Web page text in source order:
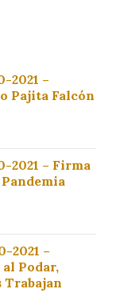
2021 –
Pajita Falcón
2021 – Firma
2021 –
Podar,